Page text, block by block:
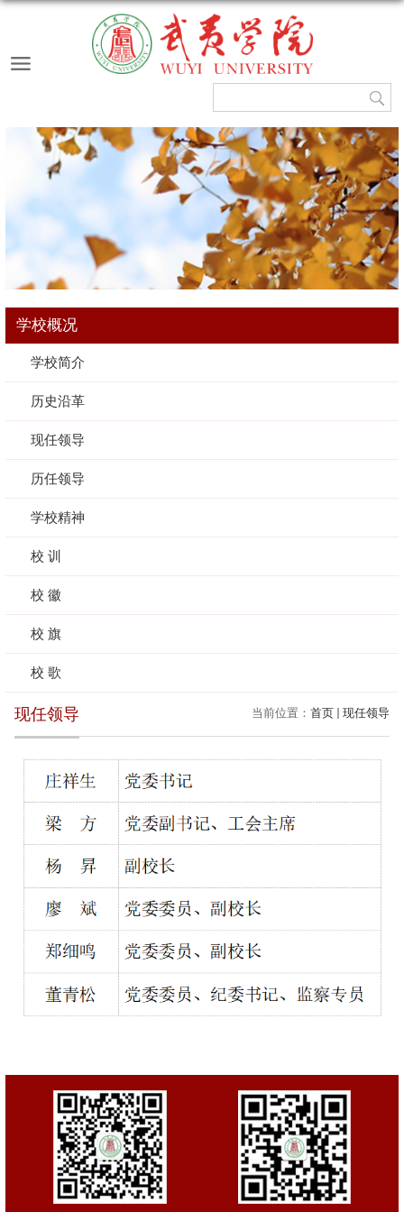
学校概况
学校简介
历史沿革
现任领导
历任领导
学校精神
校 训
校 徽
校 旗
校 歌
当前位置： 首页 现任领导
现任领导